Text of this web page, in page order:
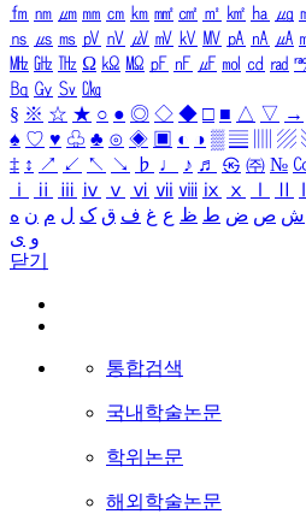
㎙ ㎚ ㎛ ㎜ ㎝ ㎞ ㎟ ㎠ ㎡ ㎢ ㏊ ㎍
㎱ ㎲ ㎳ ㎴ ㎵ ㎶ ㎷ ㎸ ㎹ ㎀ ㎁ ㎂
㎒ ㎓ ㎔ Ω ㏀ ㏁ ㎊ ㎋ ㎌ ㏖ ㏅ ㎭
㏃ ㏉ ㏜ ㏆
§ ※ ☆ ★ ○ ● ◎ ◇ ◆ □ ■ △ ▽ →
♠ ♡ ♥ ♧ ♣ ⊙ ◈ ▣ ◐ ◑ ▒ ▤ ▨
‡ ↕ ↗ ↙ ↖ ↘ ♭ ♩ ♪ ♬ ㉿ ㈜ №
ⅰ
ⅱ ⅲ ⅳ ⅴ ⅵ ⅶ ⅷ ⅸ ⅹ
ش ص ض ط ظ ع غ ف ق ک ل م ن ه
و ی
닫기
통합검색
국내학술논문
학위논문
해외학술논문